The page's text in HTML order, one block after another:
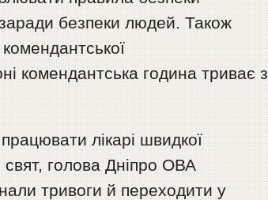
безпеки людей. Також
комендантська година триває з
лікарі швидкої
голова Дніпро ОВА
тривоги й переходити у